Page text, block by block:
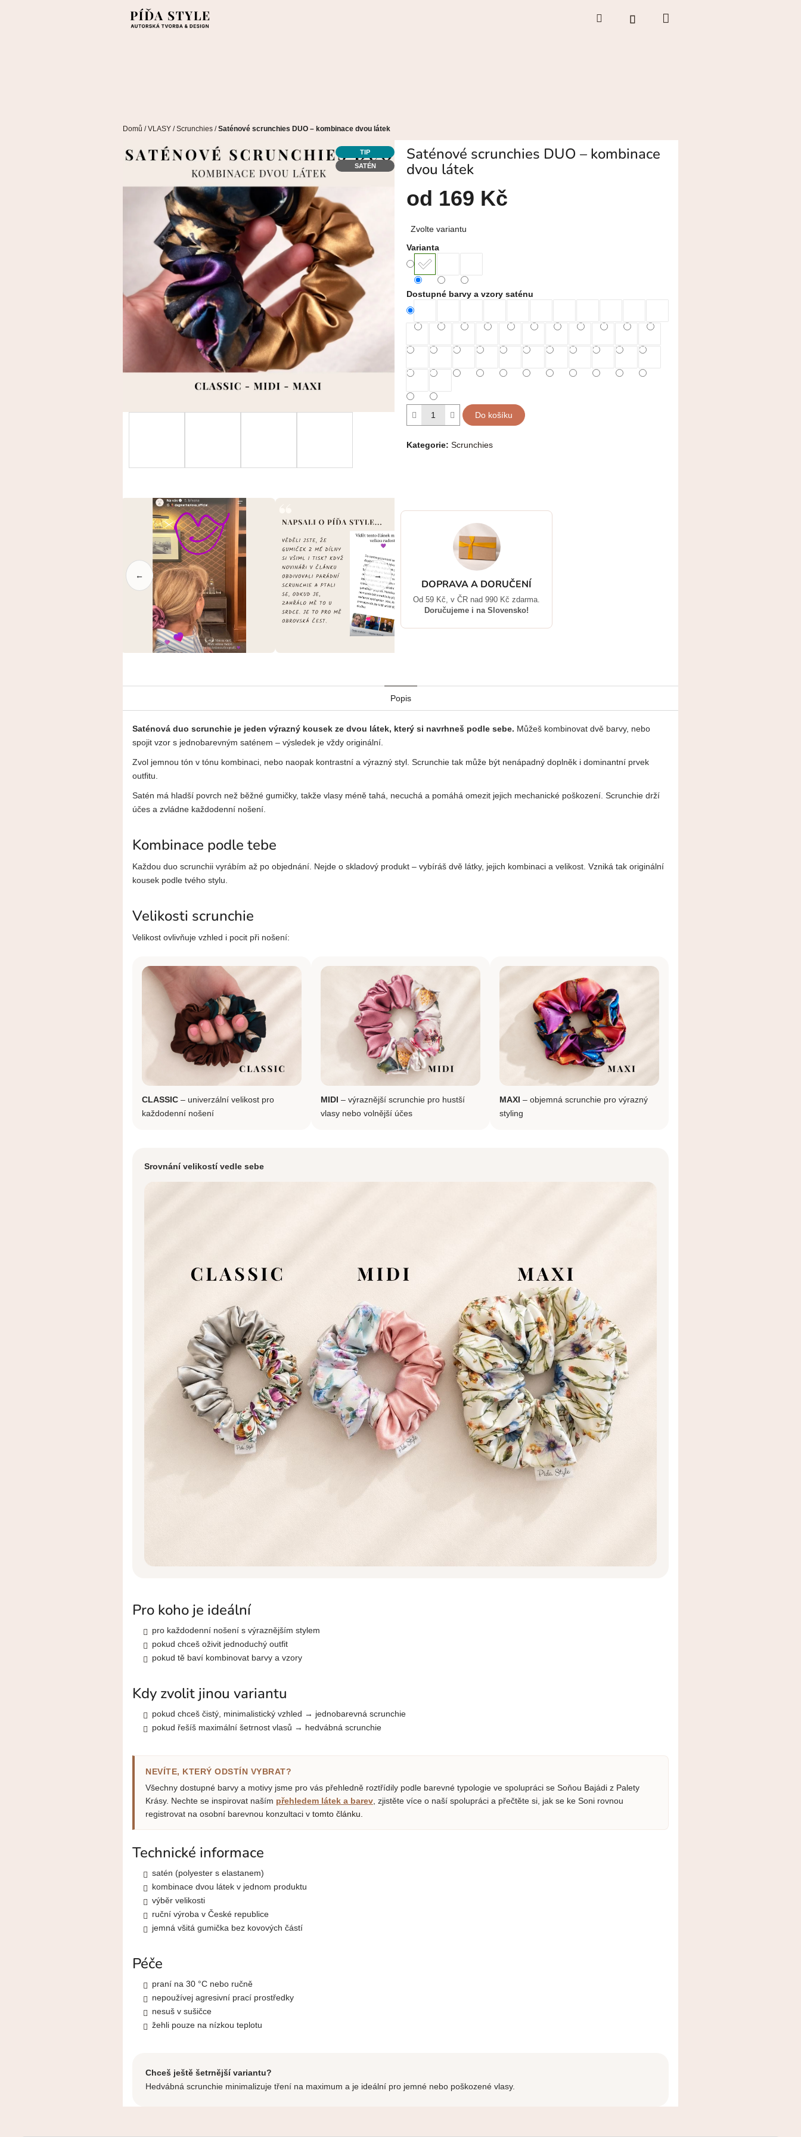
Hledat Přihlášení
Domů / VLASY / Scrunchies / Saténové scrunchies DUO – kombinace dvou látek
TIP
SATÉN
Saténové scrunchies DUO – kombinace
dvou látek
od 169 Kč
cena:
Zvolte variantu
Varianta
Dostupné barvy a vzory saténu
Do košíku
Kategorie: Scrunchies
← →
DOPRAVA A DORUČENÍ
Od 59 Kč, v ČR nad 990 Kč zdarma.
Doručujeme i na Slovensko!
Popis
Saténová duo scrunchie je jeden výrazný kousek ze dvou látek, který si navrhneš podle sebe. Můžeš kombinovat dvě barvy, nebo
spojit vzor s jednobarevným saténem – výsledek je vždy originální.
Zvol jemnou tón v tónu kombinaci, nebo naopak kontrastní a výrazný styl. Scrunchie tak může být nenápadný doplněk i dominantní prvek
outfitu.
Satén má hladší povrch než běžné gumičky, takže vlasy méně tahá, necuchá a pomáhá omezit jejich mechanické poškození. Scrunchie drží
účes a zvládne každodenní nošení.
Kombinace podle tebe
Každou duo scrunchii vyrábím až po objednání. Nejde o skladový produkt – vybíráš dvě látky, jejich kombinaci a velikost. Vzniká tak originální
kousek podle tvého stylu.
Velikosti scrunchie
Velikost ovlivňuje vzhled i pocit při nošení:
CLASSIC – univerzální velikost pro
každodenní nošení
MIDI – výraznější scrunchie pro hustší
vlasy nebo volnější účes
MAXI – objemná scrunchie pro výrazný
styling
Srovnání velikostí vedle sebe
Pro koho je ideální
pro každodenní nošení s výraznějším stylem
pokud chceš oživit jednoduchý outfit
pokud tě baví kombinovat barvy a vzory
Kdy zvolit jinou variantu
pokud chceš čistý, minimalistický vzhled → jednobarevná scrunchie
pokud řešíš maximální šetrnost vlasů → hedvábná scrunchie
NEVÍTE, KTERÝ ODSTÍN VYBRAT?
Všechny dostupné barvy a motivy jsme pro vás přehledně roztřídily podle barevné typologie ve spolupráci se Soňou Bajádi z Palety
Krásy. Nechte se inspirovat naším přehledem látek a barev, zjistěte více o naší spolupráci a přečtěte si, jak se ke Soni rovnou
registrovat na osobní barevnou konzultaci v tomto článku.
Technické informace
satén (polyester s elastanem)
kombinace dvou látek v jednom produktu
výběr velikosti
ruční výroba v České republice
jemná všitá gumička bez kovových částí
Péče
praní na 30 °C nebo ručně
nepoužívej agresivní prací prostředky
nesuš v sušičce
žehli pouze na nízkou teplotu
Chceš ještě šetrnější variantu?
Hedvábná scrunchie minimalizuje tření na maximum a je ideální pro jemné nebo poškozené vlasy.